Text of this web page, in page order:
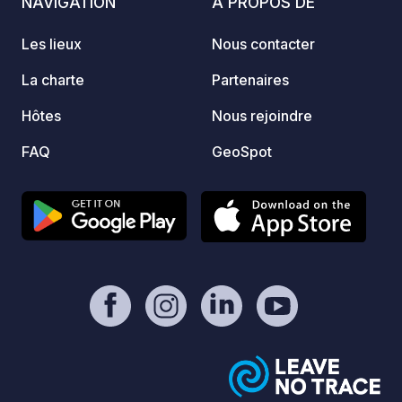
Les lieux
La charte
Hôtes
FAQ
Nous contacter
Partenaires
Nous rejoindre
GeoSpot